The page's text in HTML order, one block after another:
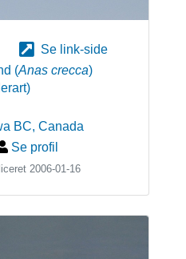
Se link-side
(Anas crecca)
)
BC, Canada
Se profil
2006-01-16